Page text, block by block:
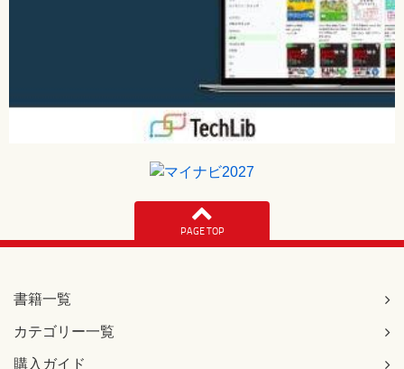
177ページ ページ下の罫囲みコード。下から2行目
return k.dot(alphas / lambdas)
[正]
return k.dot(alphas / np.sqrt(lambdas))
ε
216ページ 式7.1.4
ε
PAGE TOP
書籍一覧
カテゴリー一覧
購入ガイド